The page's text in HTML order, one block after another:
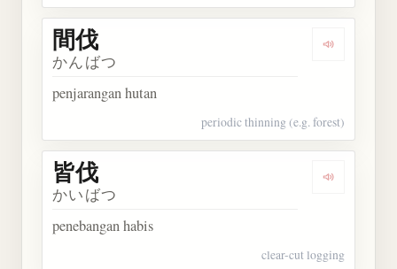
Dengarkan
間伐
かんばつ
penjarangan hutan
periodic thinning (e.g. forest)
Dengarkan
皆伐
かいばつ
penebangan habis
clear-cut logging